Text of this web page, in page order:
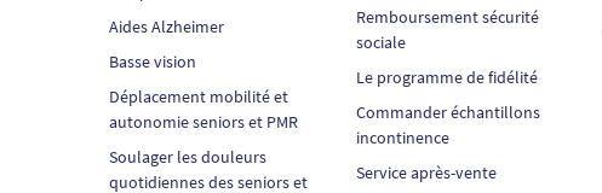
Aides Alzheimer
Basse vision
Déplacement mobilité et
autonomie seniors et PMR
Soulager les douleurs
quotidiennes des seniors et
Remboursement sécurité
sociale
Le programme de fidélité
Commander échantillons
incontinence
Service après-vente